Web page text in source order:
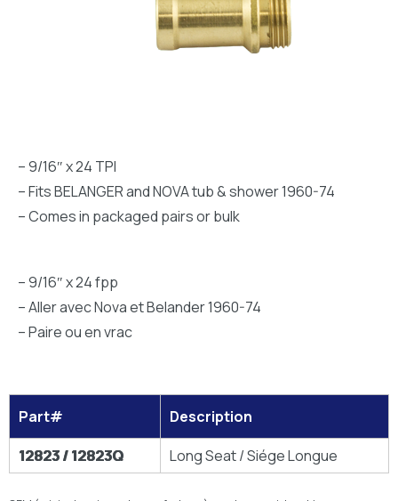
– 9/16″ x 24 TPI
– Fits BELANGER and NOVA tub & shower 1960-74
– Comes in packaged pairs or bulk
– 9/16″ x 24 fpp
– Aller avec Nova et Belander 1960-74
– Paire ou en vrac
Part#
Description
12823 / 12823Q
Long Seat / Siége Longue